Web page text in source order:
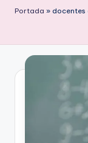
ti
a
Portada » docentes